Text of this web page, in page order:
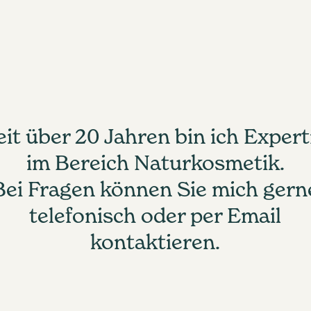
über 20 Jahren bin ich
im Bereich Naturkosmetik.
Fragen können Sie mich
telefonisch oder per Email
kontaktieren.